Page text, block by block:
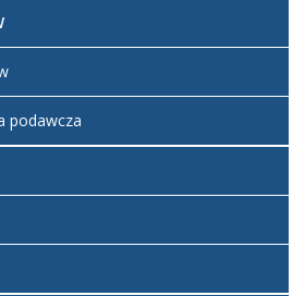
2019 17:40
podawcza